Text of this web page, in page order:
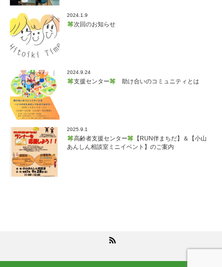
2024.1.9
次回のお知らせ
2024.9.24
支援センター 助け合いのコミュニティとは
2025.9.1
高齢者支援センター
【RUN伴まちだ】＆【小山
あんしん相談室ミニイベント】のご案内